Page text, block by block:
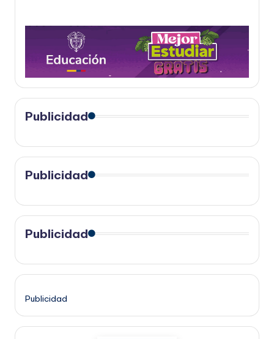
Publicidad
Publicidad
Publicidad
Publicidad